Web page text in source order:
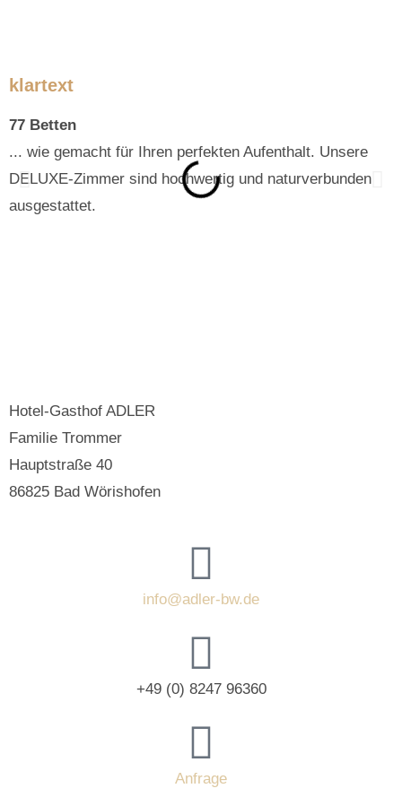
klartext
77 Betten
... wie gemacht für Ihren perfekten Aufenthalt. Unsere
DELUXE-Zimmer sind hochwertig und naturverbunden
ausgestattet.
Hotel-Gasthof ADLER
Familie Trommer
Hauptstraße 40
86825 Bad Wörishofen
info@adler-bw.de
+49 (0) 8247 96360
Anfrage